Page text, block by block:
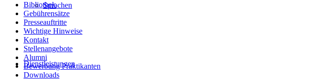
Sprachen
Dienstleistungen
Bibliothek
Gebührensätze
Presseauftritte
Wichtige Hinweise
Kontakt
Stellenangebote
Alumni
Bewerbung Praktikanten
Downloads